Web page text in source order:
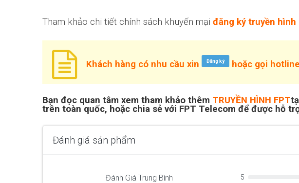
Tham khảo chi tiết chính sách khuyến mại đăng ký truyền hình
Khách hàng có nhu cầu xin Đăng ký hoặc gọi hotline
Bạn đọc quan tâm xem tham khảo thêm TRUYỀN HÌNH FPT
trên toàn quốc, hoặc chia sẻ với FPT Telecom để được hỗ
Đánh giá sản phẩm
Đánh Giá Trung Bình 5